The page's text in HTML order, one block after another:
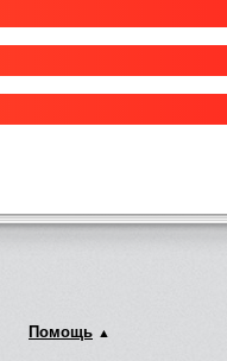
Помощь